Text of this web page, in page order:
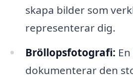
skapa bilder som
representerar dig.
Bröllopsfotografi:
dokumenterar den